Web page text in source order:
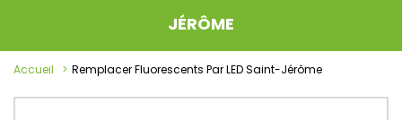
JÉRÔME
Accueil Remplacer Fluorescents Par LED Saint-Jérôme